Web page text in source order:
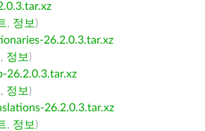
, 정보 )
26.2.0.3.tar.xz
, 정보 )
26.2.0.3.tar.xz
, 정보 )
26.2.0.3.tar.xz
, 정보 )